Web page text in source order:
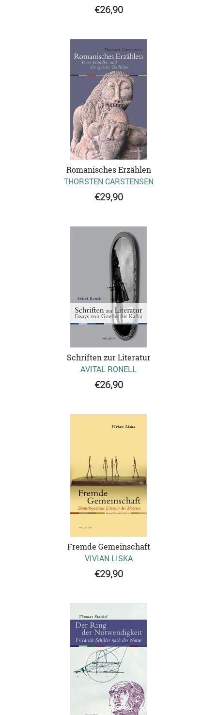
€26,90
Romanisches Erzählen
THORSTEN CARSTENSEN
€29,90
Schriften zur Literatur
AVITAL RONELL
€26,90
Fremde Gemeinschaft
VIVIAN LISKA
€29,90